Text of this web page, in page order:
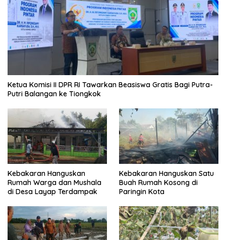
Ketua Komisi II DPR RI Tawarkan Beasiswa Gratis Bagi Putra-
Putri Balangan ke Tiongkok
Kebakaran Hanguskan
Rumah Warga dan Mushala
di Desa Layap Terdampak
Kebakaran Hanguskan Satu
Buah Rumah Kosong di
Paringin Kota